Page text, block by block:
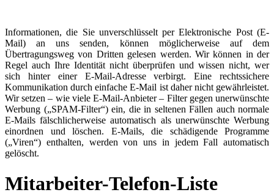
Informationen, die Sie unverschlüsselt per Elektronische Post (E-
Mail) an uns senden, können möglicherweise auf dem
Übertragungsweg von Dritten gelesen werden. Wir können in der
Regel auch Ihre Identität nicht überprüfen und wissen nicht, wer
sich hinter einer E-Mail-Adresse verbirgt. Eine rechtssichere
Kommunikation durch einfache E-Mail ist daher nicht gewährleistet.
Wir setzen – wie viele E-Mail-Anbieter – Filter gegen unerwünschte
Werbung („SPAM-Filter“) ein, die in seltenen Fällen auch normale
E-Mails fälschlicherweise automatisch als unerwünschte Werbung
einordnen und löschen. E-Mails, die schädigende Programme
(„Viren“) enthalten, werden von uns in jedem Fall automatisch
gelöscht.
Mitarbeiter-Telefon-Liste